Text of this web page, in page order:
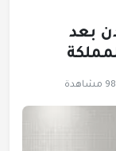
بعد